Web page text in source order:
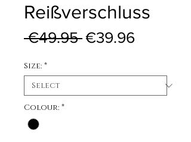
Reißverschluss
€49.95 Regular Price
€39.96
Size: *
Colour: *